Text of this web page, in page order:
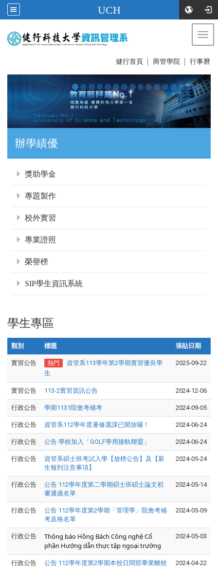
UCH
健行首頁 商管學院 行事曆
辦學績優
獎助學金
專題製作
校外實習
專業證照
榮譽榜
SIP學生資訊系統
學生專區
類別 標題 張貼日期
實習公告 熱門
資管系113學年第2學期實習優良學
生
2025-09-22
實習公告 113-2實習資訊公告 2024-12-06
行政公告 學期1131院會考補考 2024-09-05
行政公告 資管系112學年度暑修選課已開放囉！ 2024-06-24
行政公告 公告 學校加入「GOLF學用接軌聯盟」 2024-06-24
行政公告
資管系碩士班考試入學【放榜公告】及【新
生報到注意事項】
2024-05-24
行政公告
公告 112學年度第二學期碩士班碩士論文初
審通過名單
2024-05-14
行政公告
公告 112學年度第2學期「管理學」院會考補
考及格名單
2024-05-09
行政公告
Thông báo Hồng Bách Công nghệ Cổ
phần Hướng dẫn thực tập ngoại trường
2024-05-03
行政公告
公告 112學年度第2學期本校日間部畢業離校
2024-04-22